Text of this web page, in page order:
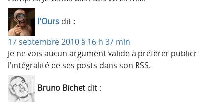
l'Ours dit :
17 septembre 2010 à 16 h 37 min
Je ne vois aucun argument valide à préférer publier
l’intégralité de ses posts dans son RSS.
Bruno Bichet dit :